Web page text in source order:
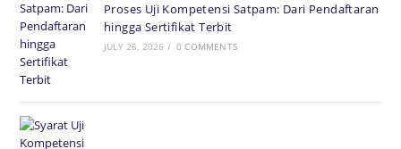
Proses Uji Kompetensi Satpam: Dari Pendaftaran
hingga Sertifikat Terbit
JULY 26, 2026 / 0 COMMENTS